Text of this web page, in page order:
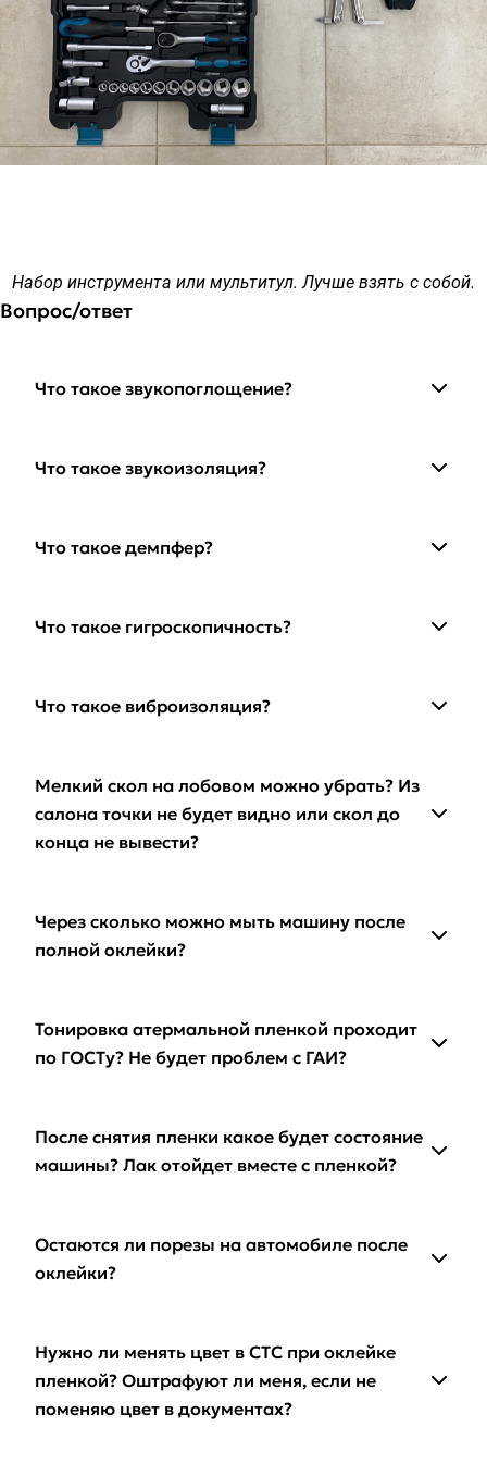
Набор инструмента или мультитул. Лучше взять с собой.
Вопрос/ответ
Что такое звукопоглощение?
Что такое звукоизоляция?
Что такое демпфер?
Что такое гигроскопичность?
Что такое виброизоляция?
Мелкий скол на лобовом можно убрать? Из
салона точки не будет видно или скол до
конца не вывести?
Через сколько можно мыть машину после
полной оклейки?
Тонировка атермальной пленкой проходит
по ГОСТу? Не будет проблем с ГАИ?
После снятия пленки какое будет состояние
машины? Лак отойдет вместе с пленкой?
Остаются ли порезы на автомобиле после
оклейки?
Нужно ли менять цвет в СТС при оклейке
пленкой? Оштрафуют ли меня, если не
поменяю цвет в документах?